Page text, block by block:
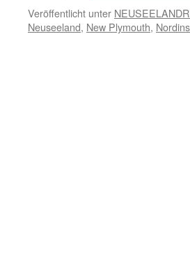
Veröffentlicht unter
Neuseeland, New Plymouth,